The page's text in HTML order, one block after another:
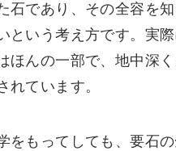
石であり、その全容を
という考え方です。実際
ほんの一部で、地中深
れています。
をもってしても、要石